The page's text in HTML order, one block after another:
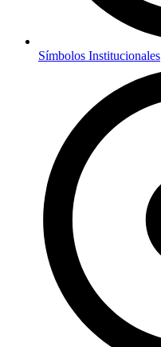
Símbolos Institucionales